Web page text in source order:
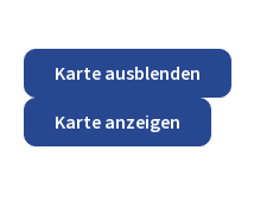
Karte ausblenden
Karte anzeigen